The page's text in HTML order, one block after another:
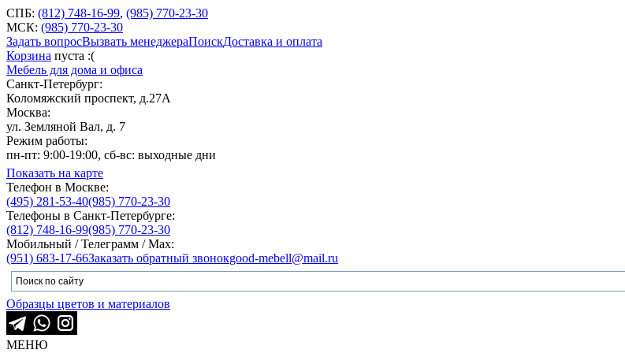
СПБ: (812) 748-16-99, (985) 770-23-30
МСК: (985) 770-23-30
Задать вопросВызвать менеджераПоискДоставка и оплата
Корзина пуста :(
Мебель для дома и офиса
Санкт-Петербург:
Коломяжский проспект, д.27А
Москва:
ул. Земляной Вал, д. 7
Режим работы:
пн-пт: 9:00-19:00, сб-вс: выходные дни
Показать на карте
Телефон в Москве:
(495) 281-53-40(985) 770-23-30
Телефоны в Санкт-Петербурге:
(812) 748-16-99(985) 770-23-30
Мобильный / Телеграмм / Max:
(951) 683-17-66Заказать обратный звонокgood-mebell@mail.ru
Образцы цветов и материалов
МЕНЮ